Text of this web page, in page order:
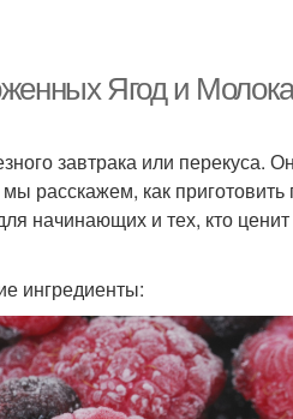
Ягод и
завтрака или перекуса.
расскажем, как
начинающих и тех, кто
ингредиенты: